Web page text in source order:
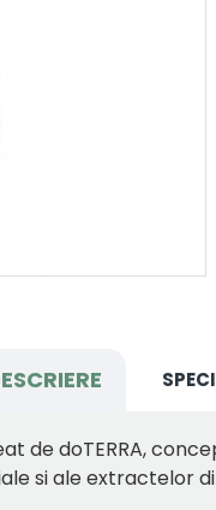
de doTERRA,
si ale extractelor